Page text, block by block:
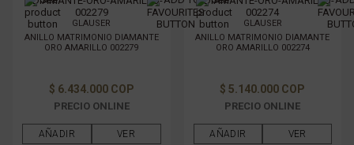
GLAUSER
ANILLO MATRIMONIO DIAMANTE
ORO AMARILLO 002279
$ 6.434.000 COP
PRECIO ONLINE
AÑADIR VER
GLAUSER
ANILLO MATRIMONIO DIAMANTE
ORO AMARILLO 002274
$ 5.140.000 COP
PRECIO ONLINE
AÑADIR VER